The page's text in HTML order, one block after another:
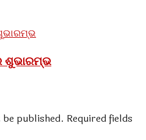
ଶୁଭାରମ୍ଭ
published. Required fields